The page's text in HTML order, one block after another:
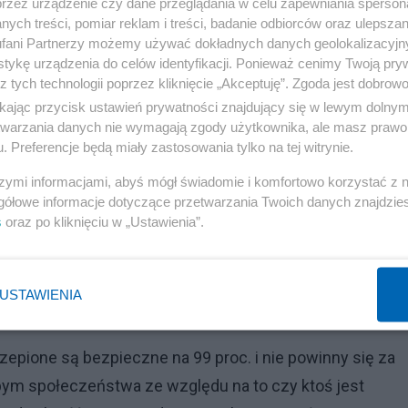
Reklama
z Polska 2050, co w takim razie myśli o wprowadzeniu
i ograniczeniach dla
który w rozmowie z Salonem24 ostrzegał, że możemy
są bezpieczne na 99 proc. i nie powinny się za
społeczeństwa ze względu na to czy ktoś jest
treści, pomiar reklam i treści, badanie odbiorców oraz
Partnerzy możemy używać dokładnych danych
urządzenia do celów identyfikacji. Ponieważ cenimy Twoją
tych technologii poprzez kliknięcie „Akceptuję”. Zgoda jest
przycisk ustawień prywatności znajdujący się w lewym
danych nie wymagają zgody użytkownika, ale masz
Preferencje będą miały zastosowania tylko na tej witrynie.
informacjami, abyś mógł świadomie i komfortowo korzystać z
informacje dotyczące przetwarzania Twoich danych
oraz po kliknięciu w „Ustawienia”.
USTAWIENIA